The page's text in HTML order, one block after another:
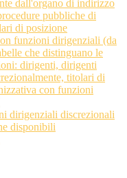
dall'organo di indirizzo
pubbliche di
di posizione
funzioni dirigenziali (da
che distinguano le
dirigenti, dirigenti
titolari di
con funzioni
dirigenziali discrezionali
disponibili